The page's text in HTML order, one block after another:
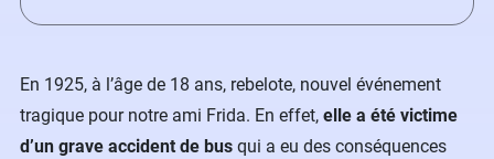
En 1925, à l’âge de 18 ans, rebelote, nouvel événement
tragique pour notre ami Frida. En effet, elle a été victime
d’un grave accident de bus qui a eu des conséquences